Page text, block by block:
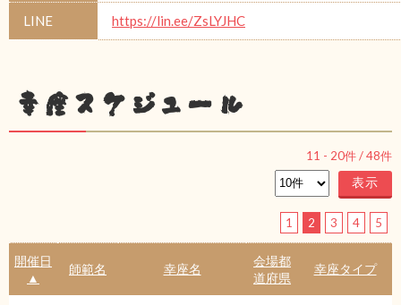
LINE https://lin.ee/ZsLYJHC
幸座スケジュール
11 - 20件 /48件
1 2 3 4 5
開催日
▲
師範名 幸座名
会場都
道府県
幸座タイプ